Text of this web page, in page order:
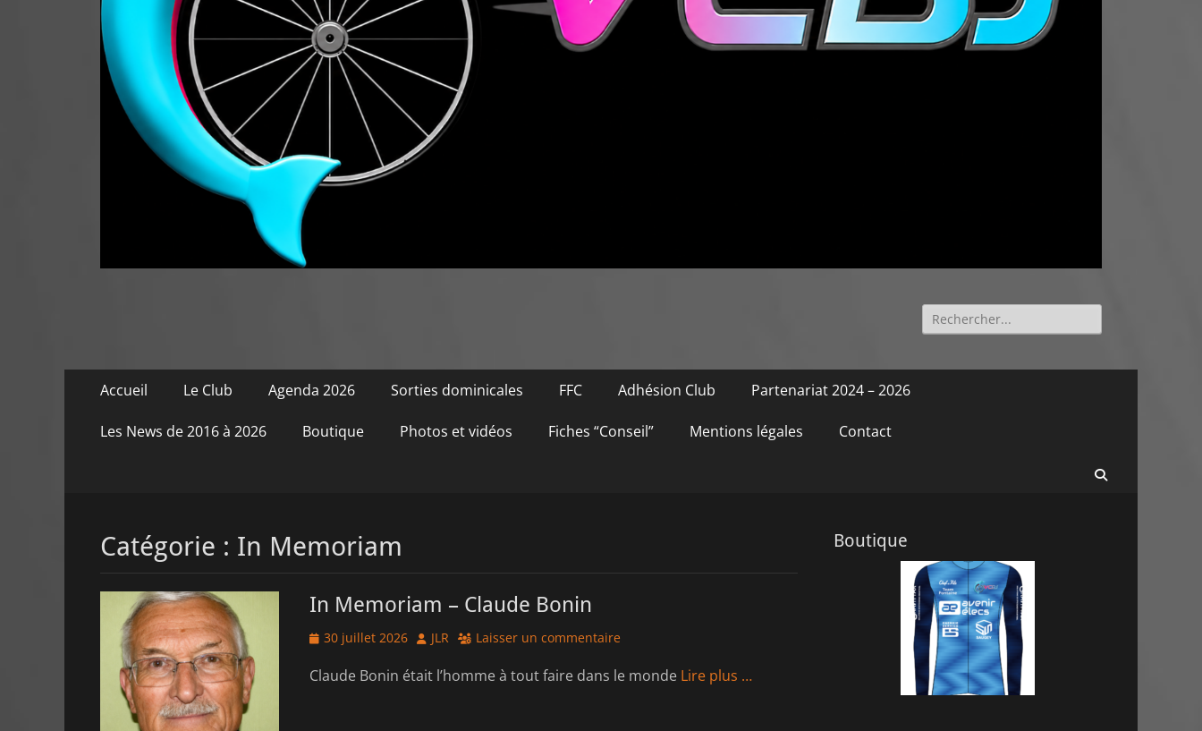
Rechercher :
Menu
contenu
Accueil Le Club Agenda 2026 Sorties dominicales FFC Adhésion Club Partenariat 2024 – 2026
Les News de 2016 à 2026 Boutique Photos et vidéos Fiches “Conseil” Mentions légales Contact
Catégorie : In Memoriam
In Memoriam – Claude Bonin
Posted
30 juillet 2026 Author
JLR Laisser un commentaire
Claude Bonin était l’homme à tout faire dans le monde Lire plus …
Boutique